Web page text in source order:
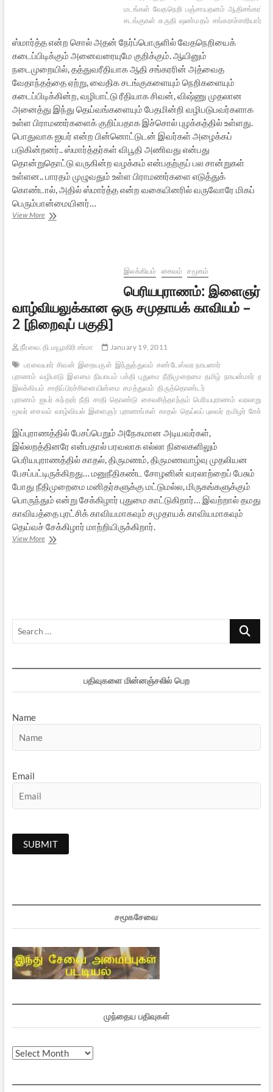
மடங்கள் வேதநெறி பஞ்சாயதனம் ஆதிசங்கரர்
சடங்குகள் சுருதி ஷண்மதம் சங்கராச்சாரியார்
ஸ்மார்த்த என்ற சொல் அதன் நேர்ப்பொருளில் வேதநெறியைக்
கடைப்பிடிக்கும் அனைவரையுமே குறிக்கும். ஆயினும்
நடைமுறையில், தத்துவரீதியாக ஆதி சங்கரரின் அத்வைத
வேதாந்தத்தை ஏற்று, வைதிக சடங்குகளையும் நெறிகளையும்
கடைப்பிடிக்கின்ற, வழிபாட்டு ரீதியாக சிவன், விஷ்ணு முதலான
அனைத்து இந்து தெய்வங்களையும் பேதமின்றி வழிபடுபவர்களாக
உள்ள பிராமணர்களைக் குறிப்பதாக இச்சொல் புழக்கத்தில் உள்ளது.
பொதுவாக ஐயர் என்ற பின்னொட்டுடன் இவர்கள் அழைக்கப்
படுகின்றனர்.. ஸ்மார்த்தர்கள் விபூதி அணிவது என்பது
தொன்றுதொட்டு வருகின்ற வழக்கம் என்பதற்குப் பல சான்றுகள்
உள்ளன.. பாரதம் முழுவதும் உள்ள பிராமணர்களை எடுத்துக்
கொண்டால், அதில் ஸ்மார்த்த என்ற வகையினரில் வருவோரே மிகப்
பெரும்பான்மையினர்…
View Moreஸ்மார்த்தர்
இலக்கியம் சைவம் சமூகம்
பெரியபுராணம்: இளைஞர்
வாழ்வியலுக்கான ஒரு சமுதாயக் காவியம் –
2 [நிறைவுப் பகுதி]
நீர்வை. தி.மயூரகிரி சர்மா
January 19, 2011
பரவையார் சிவன் இறையருள் இந்துத்துவம் சண்டேஸ்வர நாயனார்
புராணம் வழிபாடு இளமை நியாயம் பக்தி புதுமை நீதிமுறைமை தமிழ் நாயன்மார்
இலக்கியம் சாதிப்பிரச்சினையின்மை சமத்துவம் திருத்தொண்டர்
புராணம் ஐயர் சுந்தரர் நீதி சாதி தொண்டு சைவசித்தாந்தம் பெரியபுராணம் வரலாறு
மூவர் சைவம் வாழ்வியல் இளைஞர் புராணங்கள் காதல் தெய்வப் புலவர் தமிழர்
இப்புராணத்தில் பேசப்பெறும் அநேகமான அடியவர்கள்,
இல்லறத்தினரே என்பதால் பரவலாக எல்லா நிலைகளிலும்
பெரியபுராணத்தில் காதல், திருமணம், திருமணவாழ்வு முதலியன
பேசப்பட்டிருக்கிறது… மனுநீதிகண்ட சோழனின் வரலாற்றைப் பேசும்
போது நீதிமுறைமை மனிதர்களுக்கு மட்டுமல்ல, மிருகங்களுக்கும்
பொருந்தும் என்று சேக்கிழார் புதுமை காட்டுகிறார்… இவற்றால் தமது
காவியத்தை புரட்சிக் காவியமாகவும் சமுதாயக் காவியமாகவும்
தெய்வச் சேக்கிழார் மாற்றியிருக்கிறார்.
View Moreபெரியபுராணம்:
பகுதி]
Search
பதிவுகளை மின்னஞ்சலில் பெற
Name
Email
சமூகசேவை
முந்தைய பதிவுகள்
முந்தைய